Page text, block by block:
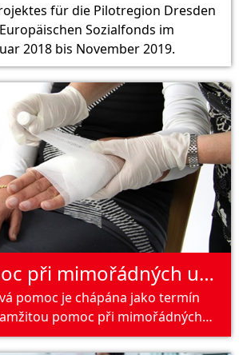
für die Pilotregion Dresden
Sozialfonds im
2018 bis November 2019.
Pomoc při mimořádných událostech
pomoc je chápána jako termín
pomoc při mimořádných
všeho druhu, což může být